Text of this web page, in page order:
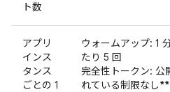
ト数
アプリ
インス
タンス
ごとの 1
ウォームアップ: 1
たり 5 回
完全性トークン: 公
れている制限なし**